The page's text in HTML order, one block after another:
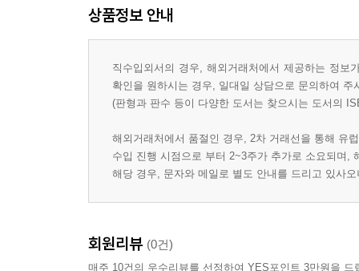
상품정보 안내
직수입외서의 경우, 해외거래처에서 제공하는 정
확인을 원하시는 경우, 일대일 상담으로 문의하여 주
(판형과 판수 등이 다양한 도서는 찾으시는 도서의
해외거래처에서 품절인 경우, 2차 거래선을 통해 유
수입 진행 시점으로 부터 2~3주가 추가로 소요되며,
해당 경우, 문자와 메일로 별도 안내를 드리고 있사
회원리뷰 (0건)
매주 10건의 우수리뷰를 선정하여 YES포인트 3만원을 드